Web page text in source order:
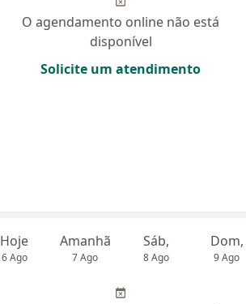
O agendamento online não está
disponível
Solicite um atendimento
Hoje
6 Ago
Amanhã
7 Ago
Sáb,
8 Ago
Dom,
9 Ago